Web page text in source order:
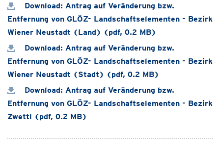
Download: Antrag auf Veränderung bzw.
Entfernung von GLÖZ- Landschaftselementen - Bezirk
Wiener Neustadt (Land) (pdf, 0.2 MB)
Download: Antrag auf Veränderung bzw.
Entfernung von GLÖZ- Landschaftselementen - Bezirk
Wiener Neustadt (Stadt) (pdf, 0.2 MB)
Download: Antrag auf Veränderung bzw.
Entfernung von GLÖZ- Landschaftselementen - Bezirk
Zwettl (pdf, 0.2 MB)